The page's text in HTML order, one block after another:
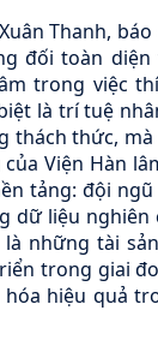
Thanh,
đối toàn diện
trong việc
là trí tuệ
thách thức,
Viện Hàn
tảng: đội
dữ liệu nghiên
những tài
trong giai
hóa hiệu quả